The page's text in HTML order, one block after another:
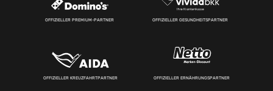
OFFIZIELLER PREMIUM-PARTNER OFFIZIELLER GESUNDHEITSPARTNER
OFFIZIELLER KREUZFAHRTPARTNER OFFIZIELLER ERNÄHRUNGSPARTNER